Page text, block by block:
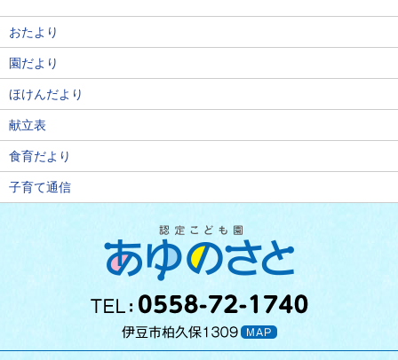
おたより
園だより
ほけんだより
献立表
食育だより
子育て通信